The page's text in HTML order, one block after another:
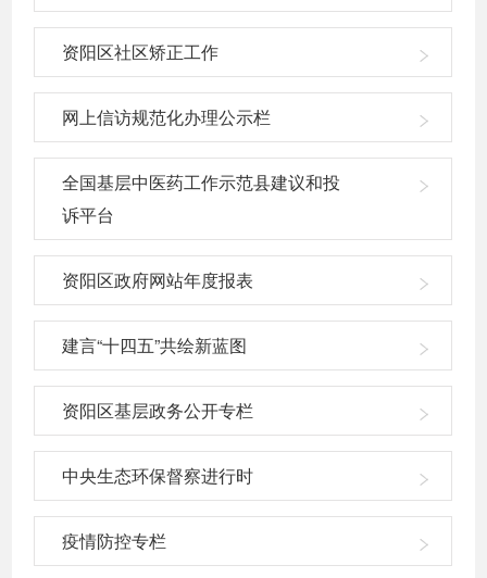
资阳区社区矫正工作
网上信访规范化办理公示栏
全国基层中医药工作示范县建议和投
诉平台
资阳区政府网站年度报表
建言“十四五”共绘新蓝图
资阳区基层政务公开专栏
中央生态环保督察进行时
疫情防控专栏